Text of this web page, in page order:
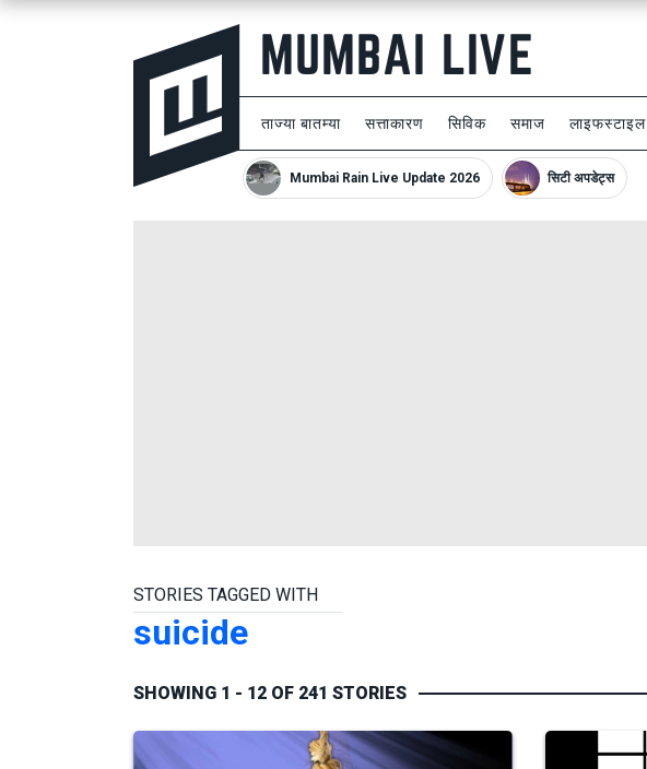
ताज्या बातम्या सत्ताकारण सिविक समाज लाइफस्टाइल
Mumbai Rain Live Update 2026 सिटी अपडेट्स
STORIES TAGGED WITH
suicide
SHOWING 1 - 12 OF 241 STORIES